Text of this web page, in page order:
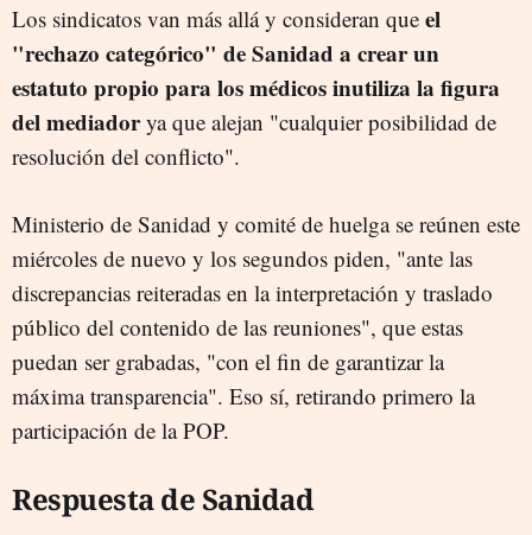
Los sindicatos van más allá y consideran que el
"rechazo categórico" de Sanidad a crear un
estatuto propio para los médicos inutiliza la figura
del mediadorya que alejan "cualquier posibilidad de
resolución del conflicto".
Ministerio de Sanidad y comité de huelga se reúnen este
miércoles de nuevo y los segundos piden, "ante las
discrepancias reiteradas en la interpretación y traslado
público del contenido de las reuniones", que estas
puedan ser grabadas, "con el fin de garantizar la
máxima transparencia". Eso sí, retirando primero la
participación de la POP.
Respuesta de Sanidad